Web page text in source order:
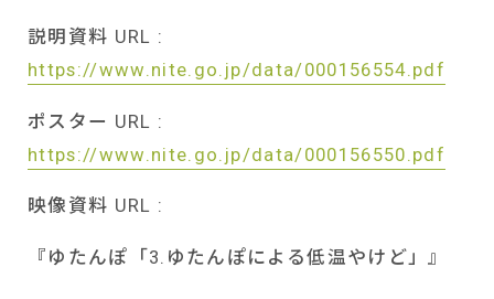
説明資料 URL :
https://www.nite.go.jp/data/000156554.pdf
ポスター URL :
https://www.nite.go.jp/data/000156550.pdf
映像資料 URL :
『ゆたんぽ「3. ゆたんぽによる低温やけど」』